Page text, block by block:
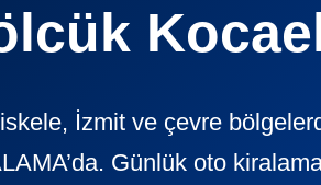
İzmit ve çevre
Günlük oto